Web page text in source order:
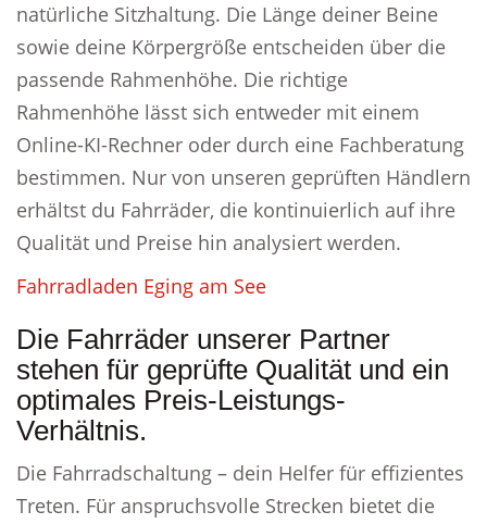
natürliche Sitzhaltung. Die Länge deiner Beine
sowie deine Körpergröße entscheiden über die
passende Rahmenhöhe. Die richtige
Rahmenhöhe lässt sich entweder mit einem
Online-KI-Rechner oder durch eine Fachberatung
bestimmen. Nur von unseren geprüften Händlern
erhältst du Fahrräder, die kontinuierlich auf ihre
Qualität und Preise hin analysiert werden.
Fahrradladen Eging am See
Die Fahrräder unserer Partner
stehen für geprüfte Qualität und ein
optimales Preis-Leistungs-
Verhältnis.
Die Fahrradschaltung – dein Helfer für effizientes
Treten. Für anspruchsvolle Strecken bietet die